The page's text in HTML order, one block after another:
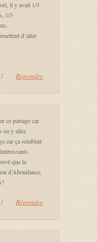
il y avait 1/3
1/3
d’aller
Répondre
ce partage car
eu y aller.
car ça semblait
que la
d’Abondance,
Répondre